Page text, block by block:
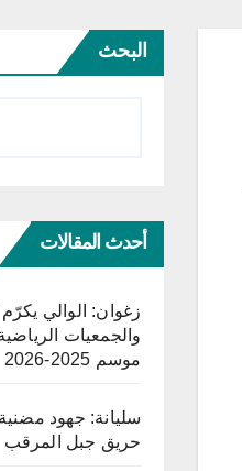
البحث
أحدث المقالات
زغوان: الوالي يكرّم
والجمعيات
موسم 2025-2026
سليانة: جهود
حريق جبل المرقب